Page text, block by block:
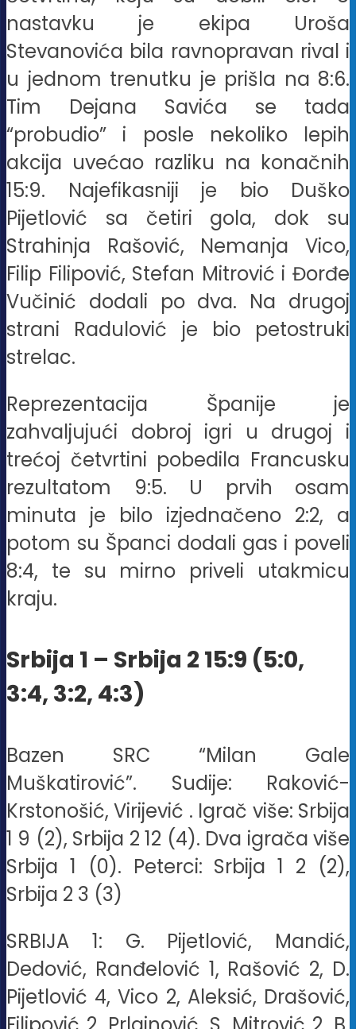
nastavku je ekipa Uroša
Stevanovića bila ravnopravan rival i
u jednom trenutku je prišla na 8:6.
Tim Dejana Savića se tada
“probudio” i posle nekoliko lepih
akcija uvećao razliku na konačnih
15:9. Najefikasniji je bio Duško
Pijetlović sa četiri gola, dok su
Strahinja Rašović, Nemanja Vico,
Filip Filipović, Stefan Mitrović i Đorđe
Vučinić dodali po dva. Na drugoj
strani Radulović je bio petostruki
strelac.
Reprezentacija Španije je
zahvaljujući dobroj igri u drugoj i
trećoj četvrtini pobedila Francusku
rezultatom 9:5. U prvih osam
minuta je bilo izjednačeno 2:2, a
potom su Španci dodali gas i poveli
8:4, te su mirno priveli utakmicu
kraju.
Srbija 1 – Srbija 2 15:9 (5:0,
3:4, 3:2, 4:3)
Bazen SRC “Milan Gale
Muškatirović”. Sudije: Raković-
Krstonošić, Virijević . Igrač više: Srbija
1 9 (2), Srbija 2 12 (4). Dva igrača više
Srbija 1 (0). Peterci: Srbija 1 2 (2),
Srbija 2 3 (3)
SRBIJA 1: G. Pijetlović, Mandić,
Dedović, Ranđelović 1, Rašović 2, D.
Pijetlović 4, Vico 2, Aleksić, Drašović,